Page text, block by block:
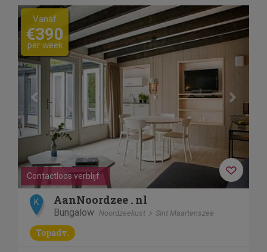
Previous Next
Contactloos verblijf
Vanaf
€390
per week
K AanNoordzee . nl
Bungalow Noordzeekust Sint Maartenszee
Topadv.